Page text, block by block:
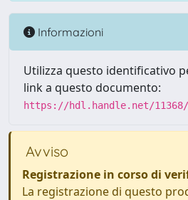
Informazioni
Utilizza questo identificativo
link a questo documento:
https://hdl.handle.net/11368/
Avviso
Registrazione in corso di
La registrazione di questo